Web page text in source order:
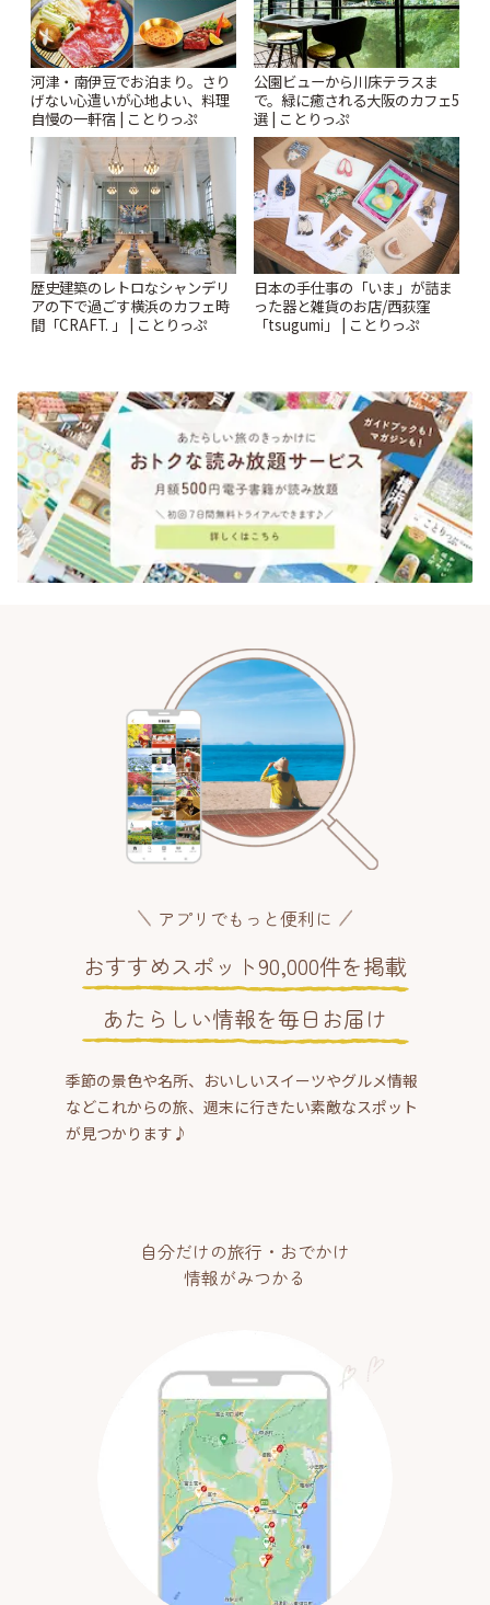
河津・南伊豆でお泊まり。さり
げない心遣いが心地よい、料理
自慢の一軒宿 | ことりっぷ
公園ビューから川床テラスま
で。緑に癒される大阪のカフェ5
選 | ことりっぷ
歴史建築のレトロなシャンデリ
アの下で過ごす横浜のカフェ時
間「CRAFT. 」 | ことりっぷ
日本の手仕事の「いま」が詰ま
った器と雑貨のお店/西荻窪
「tsugumi」 | ことりっぷ
アプリでもっと便利に
おすすめスポット90,000件を掲載
あたらしい情報を毎日お届け
季節の景色や名所、おいしいスイーツやグルメ情報
などこれからの旅、週末に行きたい素敵なスポット
が見つかります♪
自分だけの旅行・おでかけ
情報がみつかる